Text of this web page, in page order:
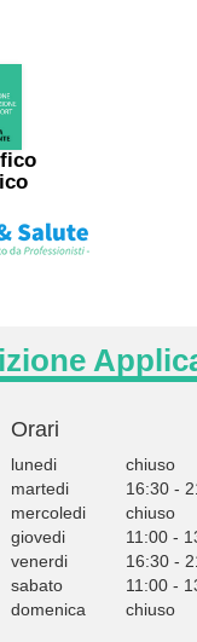
Orari
lunedi
chiuso
martedi
16:30 -
mercoledi
chiuso
giovedi
11:00 -
venerdi
16:30 -
sabato
11:00 -
domenica
chiuso